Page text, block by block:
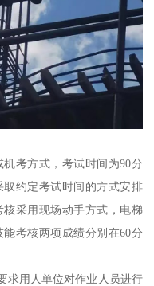
考方式，考试时间为90分
约定考试时间的方式安排
采用现场动手方式，电梯
考核两项成绩分别在60分
求用人单位对作业人员进行